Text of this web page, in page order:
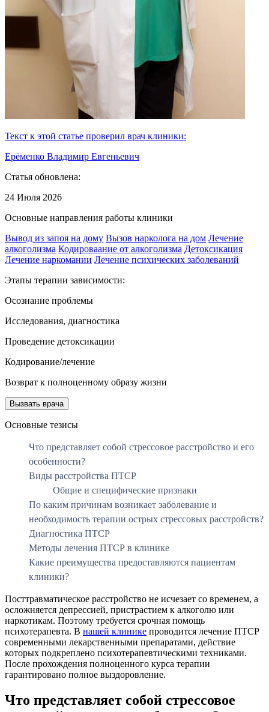
Текст к этой статье проверил врач клиники:
Ерёменко Владимир Евгеньевич
Статья обновлена:
24 Июля 2026
Основные направления работы клиники
Вывод из запоя на дому Вызов нарколога на дом Лечение
алкоголизма Кодироваание от алкоголизма Детоксикация
Лечение наркомании Лечение психических заболеваний
Этапы терапии зависимости:
Осознание проблемы
Исследования, диагностика
Проведение детоксикации
Кодирование/лечение
Возврат к полноценному образу жизни
Вызвать врача
Основные тезисы
Что представляет собой стрессовое расстройство и его
особенности?
Виды расстройства ПТСР
Общие и специфические признаки
По каким причинам возникает заболевание и
необходимость терапии острых стрессовых расстройств?
Диагностика ПТСР
Методы лечения ПТСР в клинике
Какие преимущества предоставляются пациентам
клиники?
Посттравматическое расстройство не исчезает со временем, а
осложняется депрессией, пристрастием к алкоголю или
наркотикам. Поэтому требуется срочная помощь
психотерапевта. В нашей клинике проводится лечение ПТСР
современными лекарственными препаратами, действие
которых подкреплено психотерапевтическими техниками.
После прохождения полноценного курса терапии
гарантировано полное выздоровление.
Что представляет собой стрессовое